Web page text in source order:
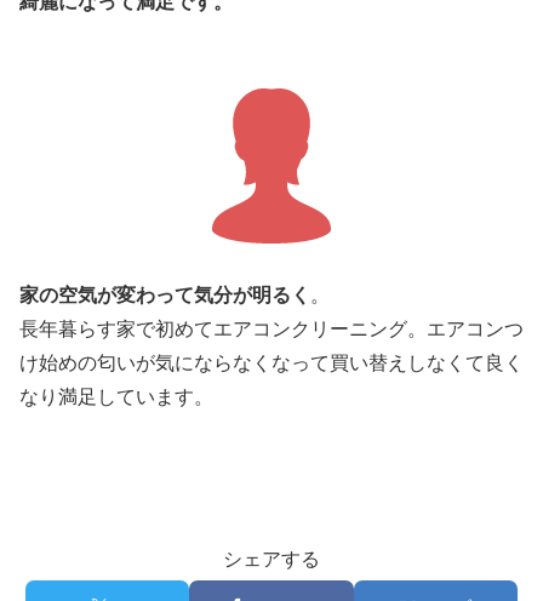
家の空気が変わって気分が明るく 。
長年暮らす家で初めてエアコンクリーニング。エアコンつ
け始めの匂いが気にならなくなって買い替えしなくて良く
なり満足しています。
シェアする